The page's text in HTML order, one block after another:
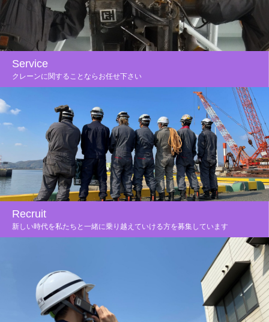
Service
クレーンに関することならお任せ下さい
Recruit
新しい時代を私たちと一緒に乗り越えていける方を募集しています